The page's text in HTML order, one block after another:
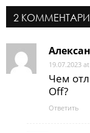
2
19.07.2023
Чем
Off?
Ответить